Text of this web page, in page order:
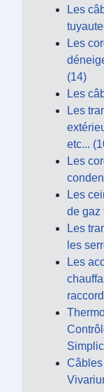
Les
Les
(14)
Les
Les
etc...
Les
Les
de gaz
Les
les
Les
Câbles